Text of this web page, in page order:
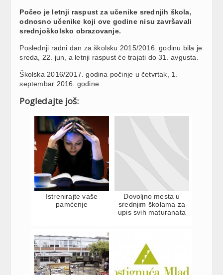
Počeo je letnji raspust za učenike srednjih škola,
odnosno učenike koji ove godine nisu završavali
srednjoškolsko obrazovanje.
Poslednji radni dan za školsku 2015/2016. godinu bila je
sreda, 22. jun, a letnji raspust će trajati do 31. avgusta.
Školska 2016/2017. godina počinje u četvrtak, 1.
septembar 2016. godine.
Pogledajte još:
Istrenirajte vaše
pamćenje
Dovoljno mesta u
srednjim školama za
upis svih maturanata